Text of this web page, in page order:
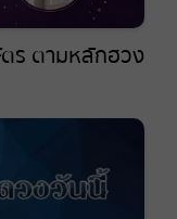
ร ตามหลักฮวง